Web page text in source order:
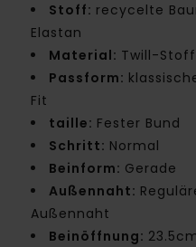
Stoff: recycelte
Elastan
Material: Twill-
Passform:
Fit
taille: Fester Bund
Schritt: Normal
Beinform: Gerade
Außennaht:
Außennaht
Beinöffnung: